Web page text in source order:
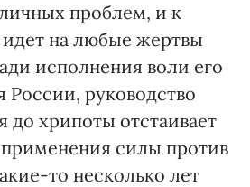
проблем, и к
на любые жертвы
исполнения воли его
России, руководство
до хрипоты отстаивает
силы против
то несколько лет